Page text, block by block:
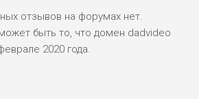
отзывов на форумах нет.
быть то, что домен dadvideo
2020 года.